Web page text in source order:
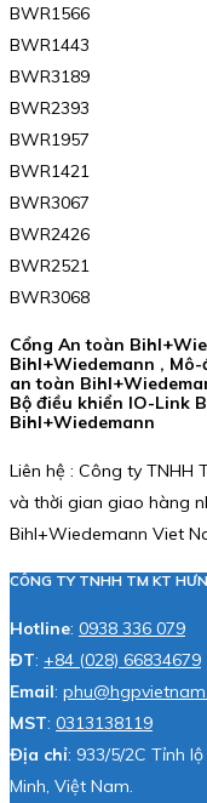
BWR1566
BWR1443
BWR3189
BWR2393
BWR1957
BWR1421
BWR3067
BWR2426
BWR2521
BWR3068
Cổng An toàn
Bihl+Wiedemann ,
an toàn
Bộ điều khiển IO-Link
Bihl+Wiedemann
Liên hệ : Công ty TNHH
và thời gian giao hàng
Bihl+Wiedemann Viet
CÔNG TY TNHH TM KT
Hotline: 0938 336 079
ĐT: +84 (028) 66834679
Email:
MST: 0313138119
Địa chỉ: 933/5/2C Tỉnh
Minh, Việt Nam.